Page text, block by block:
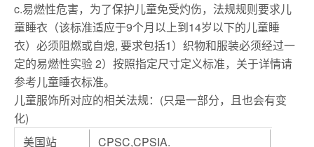
c.易燃性危害，为了保护儿童免受灼伤，法规规则要求儿
童睡衣（该标准适应于9个月以上到14岁以下的儿童睡
衣）必须阻燃或自熄, 要求包括1）织物和服装必须经过一
定的易燃性实验 2）按照指定尺寸定义标准，关于详情请
参考儿童睡衣标准。
儿童服饰所对应的相关法规：(只是一部分，且也会有变
化)
美国站
CPSC,CPSIA.